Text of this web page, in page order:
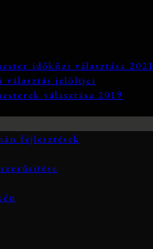
időközi választása 2021
választás jelöltjei
választása 2019
fejlesztések